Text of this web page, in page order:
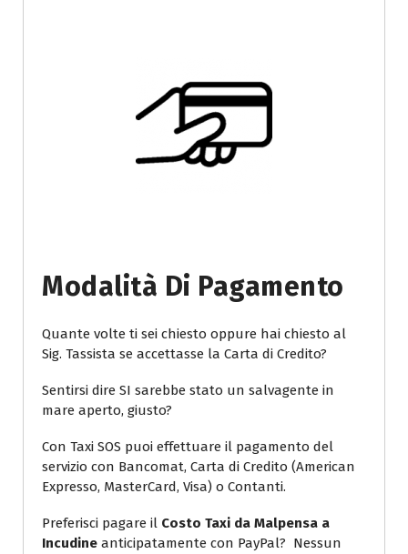
Modalità Di Pagamento
Quante volte ti sei chiesto oppure hai chiesto al
Sig. Tassista se accettasse la Carta di Credito?
Sentirsi dire SI sarebbe stato un salvagente in
mare aperto, giusto?
Con Taxi SOS puoi effettuare il pagamento del
servizio con Bancomat, Carta di Credito (American
Expresso, MasterCard, Visa) o Contanti.
Preferisci pagare il Costo Taxi da Malpensa a
Incudine anticipatamente con PayPal? Nessun